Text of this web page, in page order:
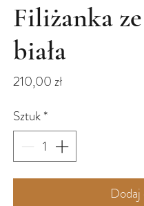
Filiżanka
biała
210,00 złCena
Sztuk *
Dodaj